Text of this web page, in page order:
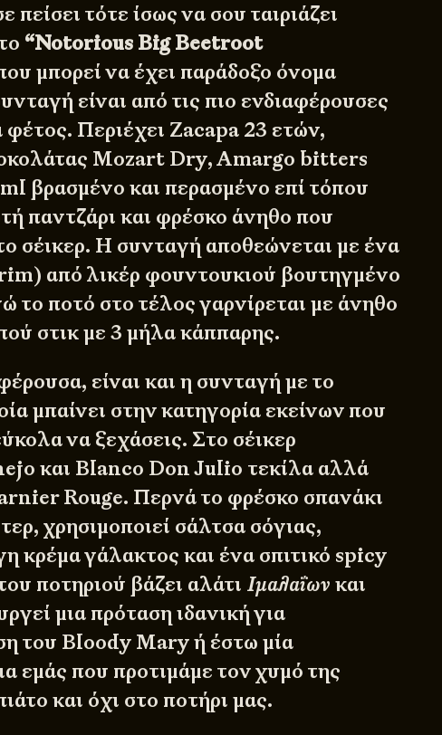
πείσει τότε ίσως να σου ταιριάζει
“Notorious Big Beetroot
μπορεί να έχει παράδοξο όνομα
είναι από τις πιο ενδιαφέρουσες
φέτος. Περιέχει Zacapa 23 ετών,
Mozart Dry, Amargo bitters
βρασμένο και περασμένο επί τόπου
παντζάρι και φρέσκο άνηθο που
σέικερ. Η συνταγή αποθεώνεται με ένα
από λικέρ φουντουκιού βουτηγμένο
το ποτό στο τέλος γαρνίρεται με άνηθο
στικ με 3 μήλα κάππαρης.
είναι και η συνταγή με το
μπαίνει στην κατηγορία εκείνων που
να ξεχάσεις. Στο σέικερ
και Blanco Don Julio τεκίλα αλλά
Rouge. Περνά το φρέσκο σπανάκι
χρησιμοποιεί σάλτσα σόγιας,
κρέμα γάλακτος και ένα σπιτικό spicy
ποτηριού βάζει αλάτι Ιμαλαΐων και
μια πρόταση ιδανική για
του Bloody Mary ή έστω μία
εμάς που προτιμάμε τον χυμό της
και όχι στο ποτήρι μας.